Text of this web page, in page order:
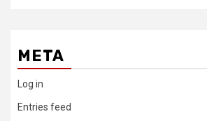
META
Log in
Entries feed